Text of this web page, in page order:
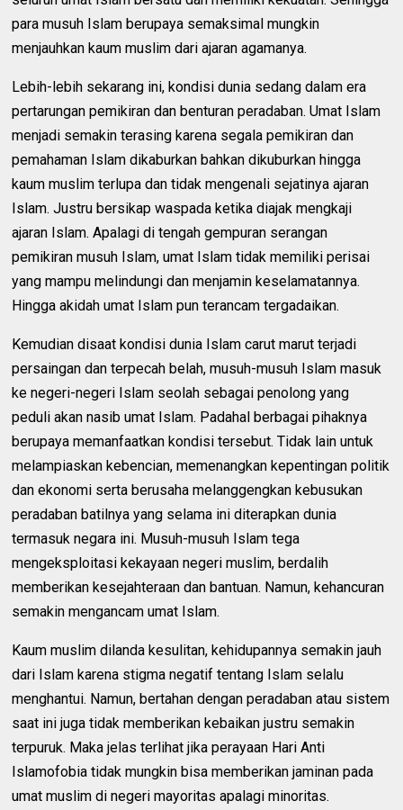
para musuh Islam berupaya semaksimal mungkin
menjauhkan kaum muslim dari ajaran agamanya.
Lebih-lebih sekarang ini, kondisi dunia sedang dalam era
pertarungan pemikiran dan benturan peradaban. Umat Islam
menjadi semakin terasing karena segala pemikiran dan
pemahaman Islam dikaburkan bahkan dikuburkan hingga
kaum muslim terlupa dan tidak mengenali sejatinya ajaran
Islam. Justru bersikap waspada ketika diajak mengkaji
ajaran Islam. Apalagi di tengah gempuran serangan
pemikiran musuh Islam, umat Islam tidak memiliki perisai
yang mampu melindungi dan menjamin keselamatannya.
Hingga akidah umat Islam pun terancam tergadaikan.
Kemudian disaat kondisi dunia Islam carut marut terjadi
persaingan dan terpecah belah, musuh-musuh Islam masuk
ke negeri-negeri Islam seolah sebagai penolong yang
peduli akan nasib umat Islam. Padahal berbagai pihaknya
berupaya memanfaatkan kondisi tersebut. Tidak lain untuk
melampiaskan kebencian, memenangkan kepentingan politik
dan ekonomi serta berusaha melanggengkan kebusukan
peradaban batilnya yang selama ini diterapkan dunia
termasuk negara ini. Musuh-musuh Islam tega
mengeksploitasi kekayaan negeri muslim, berdalih
memberikan kesejahteraan dan bantuan. Namun, kehancuran
semakin mengancam umat Islam.
Kaum muslim dilanda kesulitan, kehidupannya semakin jauh
dari Islam karena stigma negatif tentang Islam selalu
menghantui. Namun, bertahan dengan peradaban atau sistem
saat ini juga tidak memberikan kebaikan justru semakin
terpuruk. Maka jelas terlihat jika perayaan Hari Anti
Islamofobia tidak mungkin bisa memberikan jaminan pada
umat muslim di negeri mayoritas apalagi minoritas.